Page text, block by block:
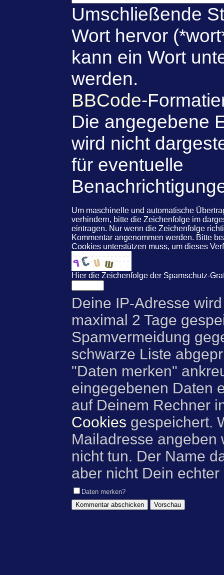
Umschließende
Wort hervor
kann ein Wort
werden.
BBCode-
Die angegebene
wird nicht
für eventuelle
Um maschinelle und automatische
verhindern, bitte die Zeichenfolge im
eintragen. Nur wenn die Zeichenfolge
Kommentar angenommen werden. Bitte
Cookies unterstützen muss, um dieses
Hier die Zeichenfolge der Spamschutz-
Deine IP-Adresse
maximal 2 Tage
Spamvermeidung
schwarze Liste
"Daten merken"
eingegebenen Daten
auf Deinem Rechner
Cookies gespeichert.
Mailadresse angeben
nicht tun. Der Name
aber nicht Dein
Daten merken?